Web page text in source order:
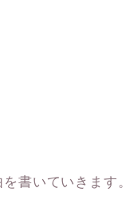
書いていきます。